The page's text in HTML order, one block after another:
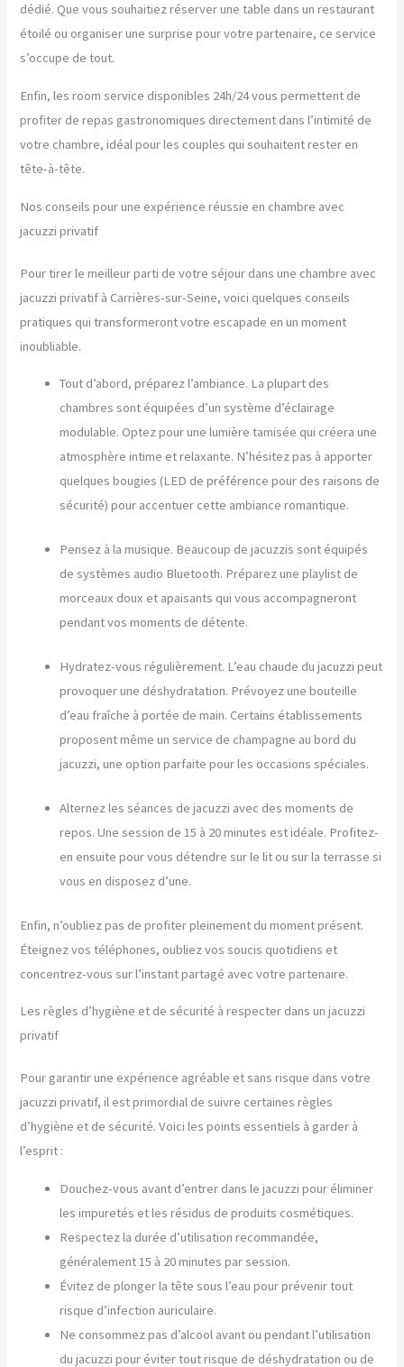
dédié. Que vous souhaitiez réserver une table dans un restaurant
étoilé ou organiser une surprise pour votre partenaire, ce service
s’occupe de tout.
Enfin, les room service disponibles 24h/24 vous permettent de
profiter de repas gastronomiques directement dans l’intimité de
votre chambre, idéal pour les couples qui souhaitent rester en
tête-à-tête.
Nos conseils pour une expérience réussie en chambre avec
jacuzzi privatif
Pour tirer le meilleur parti de votre séjour dans une chambre avec
jacuzzi privatif à Carrières-sur-Seine, voici quelques conseils
pratiques qui transformeront votre escapade en un moment
inoubliable.
Tout d’abord, préparez l’ambiance. La plupart des
chambres sont équipées d’un système d’éclairage
modulable. Optez pour une lumière tamisée qui créera une
atmosphère intime et relaxante. N’hésitez pas à apporter
quelques bougies (LED de préférence pour des raisons de
sécurité) pour accentuer cette ambiance romantique.
Pensez à la musique. Beaucoup de jacuzzis sont équipés
de systèmes audio Bluetooth. Préparez une playlist de
morceaux doux et apaisants qui vous accompagneront
pendant vos moments de détente.
Hydratez-vous régulièrement. L’eau chaude du jacuzzi peut
provoquer une déshydratation. Prévoyez une bouteille
d’eau fraîche à portée de main. Certains établissements
proposent même un service de champagne au bord du
jacuzzi, une option parfaite pour les occasions spéciales.
Alternez les séances de jacuzzi avec des moments de
repos. Une session de 15 à 20 minutes est idéale. Profitez-
en ensuite pour vous détendre sur le lit ou sur la terrasse si
vous en disposez d’une.
Enfin, n’oubliez pas de profiter pleinement du moment présent.
Éteignez vos téléphones, oubliez vos soucis quotidiens et
concentrez-vous sur l’instant partagé avec votre partenaire.
Les règles d’hygiène et de sécurité à respecter dans un jacuzzi
privatif
Pour garantir une expérience agréable et sans risque dans votre
jacuzzi privatif, il est primordial de suivre certaines règles
d’hygiène et de sécurité. Voici les points essentiels à garder à
l’esprit :
Douchez-vous avant d’entrer dans le jacuzzi pour éliminer
les impuretés et les résidus de produits cosmétiques.
Respectez la durée d’utilisation recommandée,
généralement 15 à 20 minutes par session.
Évitez de plonger la tête sous l’eau pour prévenir tout
risque d’infection auriculaire.
Ne consommez pas d’alcool avant ou pendant l’utilisation
du jacuzzi pour éviter tout risque de déshydratation ou de